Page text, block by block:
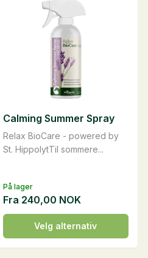
På lager
Relax BioCare - powered by
St. HippolytTil sommere...
Calming Summer Spray
Fra 240,00 NOK
Velg alternativ
Dette
produktet
har